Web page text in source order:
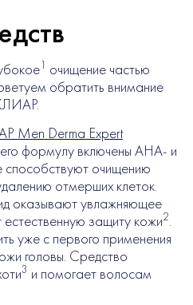
1 очищение частью
обратить внимание
Men Derma Expert
формулу включены AHA- и
способствуют очищению
отмерших клеток.
оказывают увлажняющее
естественную защиту кожи2.
уже с первого применения
головы. Средство
3 и помогает волосам